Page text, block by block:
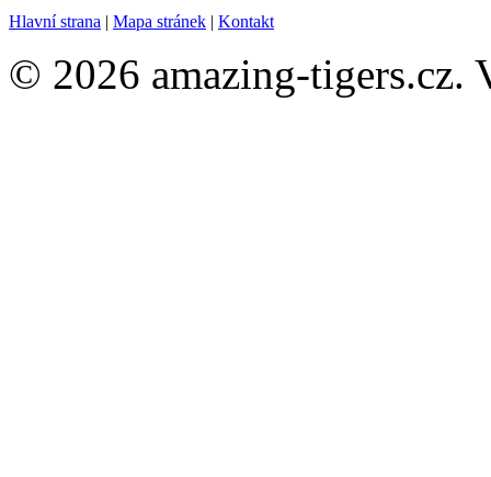
Hlavní strana | Mapa stránek | Kontakt
© 2026 amazing-tigers.cz.